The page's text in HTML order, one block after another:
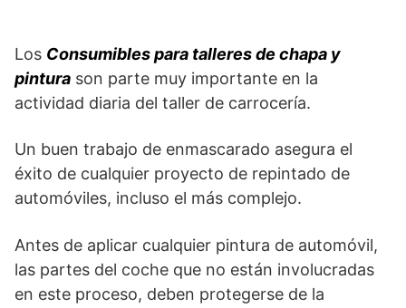
Los Consumibles para talleres de chapa y
pintura son parte muy importante en la
actividad diaria del taller de carrocería.
Un buen trabajo de enmascarado asegura el
éxito de cualquier proyecto de repintado de
automóviles, incluso el más complejo.
Antes de aplicar cualquier pintura de automóvil,
las partes del coche que no están involucradas
en este proceso, deben protegerse de la